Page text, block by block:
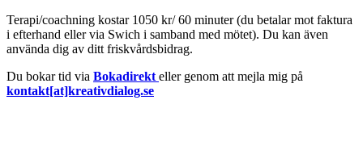
Terapi/coachning kostar 1050 kr/ 60 minuter (du betalar mot faktura
i efterhand eller via Swich i samband med mötet). Du kan även
använda dig av ditt friskvårdsbidrag.
Du bokar tid via Bokadirekt eller genom att mejla mig på
kontakt[at]kreativdialog.se